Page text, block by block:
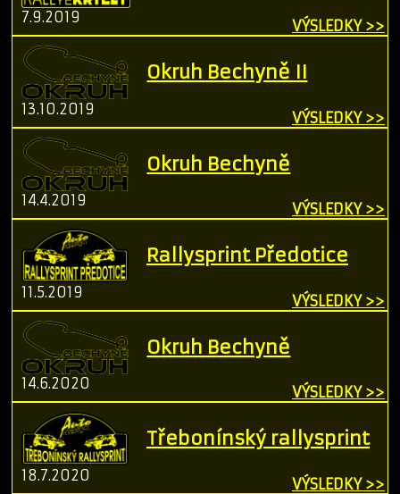
7.9.2019 VÝSLEDKY >>
Okruh Bechyně II
13.10.2019 VÝSLEDKY >>
Okruh Bechyně
14.4.2019 VÝSLEDKY >>
Rallysprint Předotice
11.5.2019 VÝSLEDKY >>
Okruh Bechyně
14.6.2020 VÝSLEDKY >>
Třebonínský rallysprint
18.7.2020 VÝSLEDKY >>